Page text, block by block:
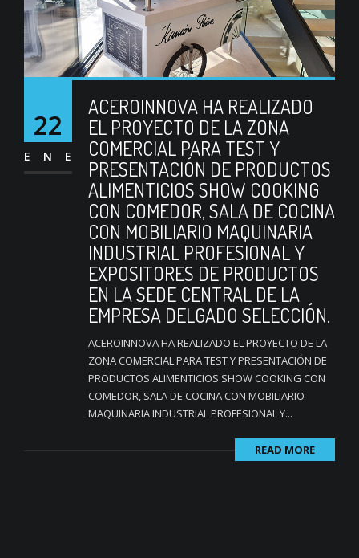
22
ENE
ACEROINNOVA HA REALIZADO
EL PROYECTO DE LA ZONA
COMERCIAL PARA TEST Y
PRESENTACIÓN DE PRODUCTOS
ALIMENTICIOS SHOW COOKING
CON COMEDOR, SALA DE COCINA
CON MOBILIARIO MAQUINARIA
INDUSTRIAL PROFESIONAL Y
EXPOSITORES DE PRODUCTOS
EN LA SEDE CENTRAL DE LA
EMPRESA DELGADO SELECCIÓN.
ACEROINNOVA HA REALIZADO EL PROYECTO DE LA
ZONA COMERCIAL PARA TEST Y PRESENTACIÓN DE
PRODUCTOS ALIMENTICIOS SHOW COOKING CON
COMEDOR, SALA DE COCINA CON MOBILIARIO
MAQUINARIA INDUSTRIAL PROFESIONAL Y...
READ MORE